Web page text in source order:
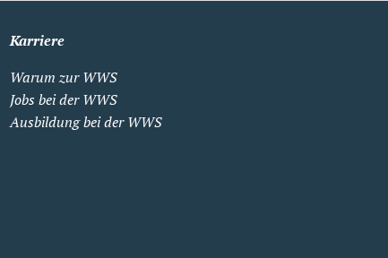
Karriere
Warum zur WWS
Jobs bei der WWS
Ausbildung bei der WWS